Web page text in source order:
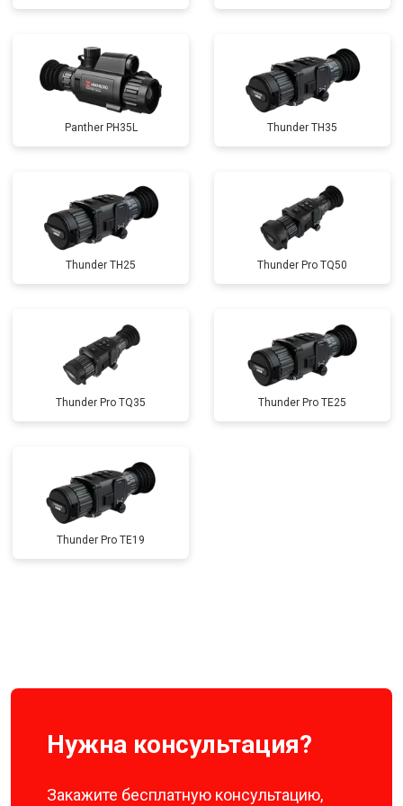
Panther PH35L Thunder TH35
Thunder TH25 Thunder Pro TQ50
Thunder Pro TQ35 Thunder Pro TE25
Thunder Pro TE19
Нужна консультация?
Закажите бесплатную консультацию,